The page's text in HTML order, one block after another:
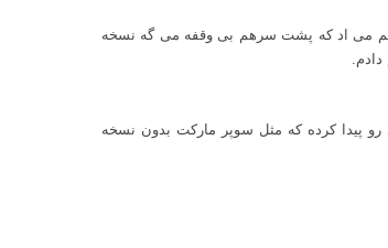
هم می اد که پشت سرهم بی وقفه می گه نسخه
پیدا کرده که مثل سوپر مارکت بدون نسخه